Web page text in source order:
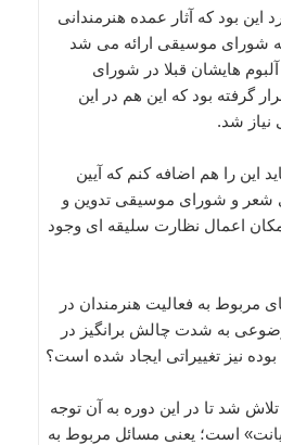
این بود که آثار عمده هنرمندانی
شورای موسیقی ارائه می شد
هایشان قبلا در شورای
گرفته بود که این هم در این
نیاز شد.
این را هم اضافه کنم که آیین
شعر و شورای موسیقی تدوین و
اعمال نظارت سلیقه ای وجود
مربوط به فعالیت هنرمندان در
به شدت چالش برانگیز در
نیز تغییراتی ایجاد شده است؟
شد تا در این دوره به آن توجه
است؛ یعنی مسائل مربوط به